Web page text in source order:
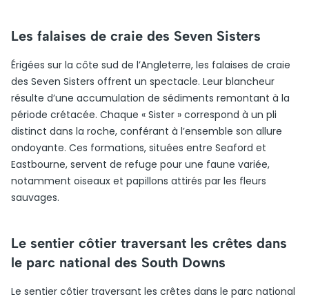
Les falaises de craie des Seven Sisters
Érigées sur la côte sud de l’Angleterre, les falaises de craie
des Seven Sisters offrent un spectacle. Leur blancheur
résulte d’une accumulation de sédiments remontant à la
période crétacée. Chaque « Sister » correspond à un pli
distinct dans la roche, conférant à l’ensemble son allure
ondoyante. Ces formations, situées entre Seaford et
Eastbourne, servent de refuge pour une faune variée,
notamment oiseaux et papillons attirés par les fleurs
sauvages.
Le sentier côtier traversant les crêtes dans
le parc national des South Downs
Le sentier côtier traversant les crêtes dans le parc national